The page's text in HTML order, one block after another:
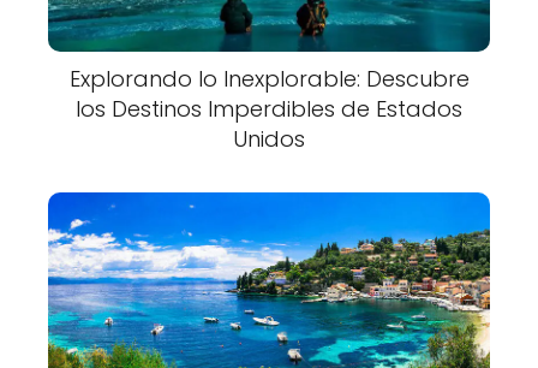
Explorando lo Inexplorable: Descubre
los Destinos Imperdibles de Estados
Unidos